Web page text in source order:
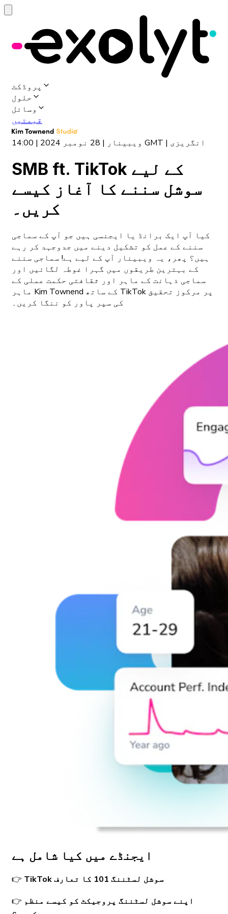
پروڈکٹ
حلول
وسائل
قیمتیں
ویبینار | 28 نومبر 2024 | 14:00 GMT | انگریزی
SMB ft. TikTok کے لیے
سوشل سننے کا آغاز کیسے
کریں۔
کیا آپ ایک برانڈ یا ایجنسی ہیں جو آپ کے سماجی
سننے کے عمل کو تشکیل دینے میں جدوجہد کر رہے
ہیں؟ پھر، یہ ویبینار آپ کے لیے ہے! سماجی سننے
کے بہترین طریقوں میں گہرا غوطہ لگائیں اور
سماجی ذہانت کے ماہر اور ثقافتی حکمت عملی کے
ماہر Kim Townend کے ساتھ TikTok پر مرکوز تحقیق
کی سپر پاور کو ننگا کریں۔
ایجنڈے میں کیا شامل ہے
👉
TikTok سوشل لسٹننگ 101 کا تعارف
👉 اپنے سوشل لسٹننگ پروجیکٹ کو کیسے منظم